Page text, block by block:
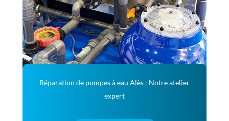
Réparation de pompes à eau Alès : Notre atelier
expert